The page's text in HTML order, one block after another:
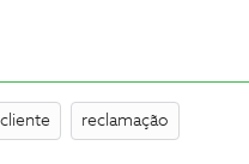
reclamação